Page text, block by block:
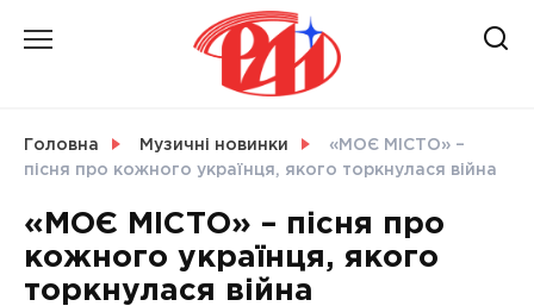
Головна Музичні новинки
«МОЄ МІСТО» –
пісня про кожного українця, якого торкнулася війна
«МОЄ МІСТО» – пісня про
кожного українця, якого
торкнулася війна